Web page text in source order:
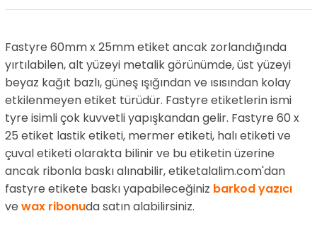
Fastyre 60mm x 25mm etiket ancak zorlandığında
yırtılabilen, alt yüzeyi metalik görünümde, üst yüzeyi
beyaz kağıt bazlı, güneş ışığından ve ısısından kolay
etkilenmeyen etiket türüdür. Fastyre etiketlerin ismi
tyre isimli çok kuvvetli yapışkandan gelir. Fastyre 60 x
25 etiket lastik etiketi, mermer etiketi, halı etiketi ve
çuval etiketi olarakta bilinir ve bu etiketin üzerine
ancak ribonla baskı alınabilir, etiketalalim.com'dan
fastyre etikete baskı yapabileceğiniz barkod yazıcı
ve wax ribonuda satın alabilirsiniz.